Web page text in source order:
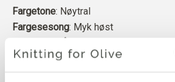
Fargetone: Nøytral
Fargesesong: Myk høst
Merinoullen vår kommer fra sauer